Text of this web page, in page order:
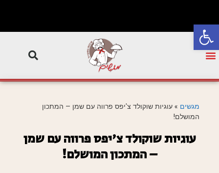
פתח סרגל נגישות
מגשים » עוגיות שוקולד צ'יפס פרווה עם שמן – המתכון
המושלם!
עוגיות שוקולד צ'יפס פרווה עם שמן
– המתכון המושלם!